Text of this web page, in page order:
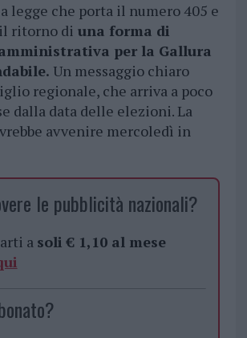
legge che porta il numero 405 e
ritorno di una forma di
per la Gallura
Un messaggio chiaro
regionale, che arriva a poco
dalla data delle elezioni. La
avvenire mercoledì in
le pubblicità nazionali?
a soli € 1,10 al mese